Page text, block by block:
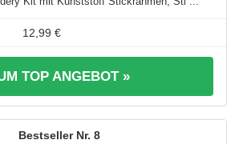
12,99 €
TOP ANGEBOT »
8